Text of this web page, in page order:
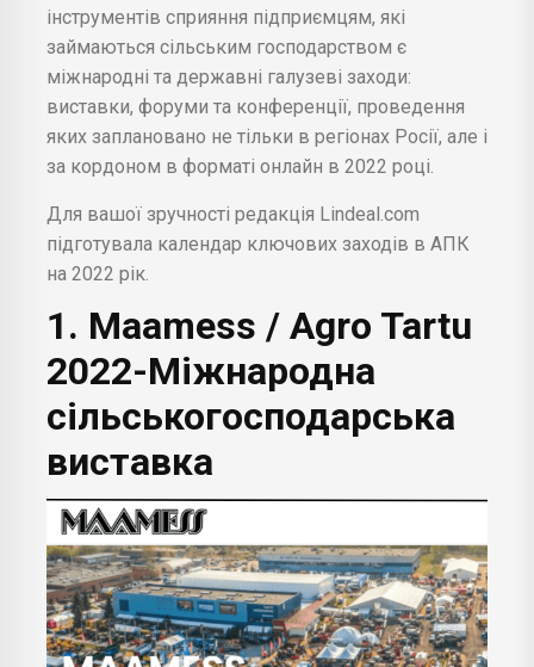
інструментів сприяння підприємцям, які
займаються сільським господарством є
міжнародні та державні галузеві заходи:
виставки, форуми та конференції, проведення
яких заплановано не тільки в регіонах Росії, але і
за кордоном в форматі онлайн в 2022 році.
Для вашої зручності редакція Lindeal.com
підготувала календар ключових заходів в АПК
на 2022 рік.
1. Maamess / Agro Tartu
2022-Міжнародна
сільськогосподарська
виставка